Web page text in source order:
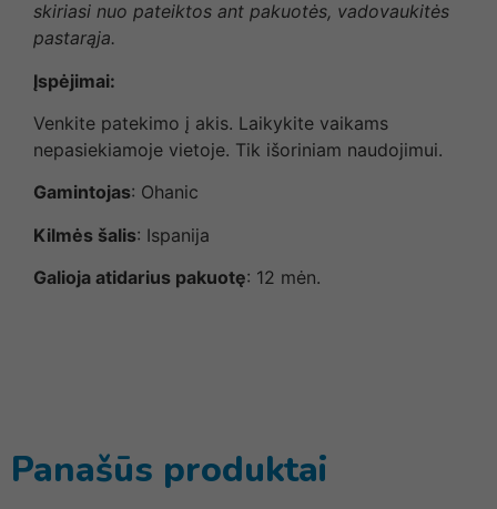
skiriasi nuo pateiktos ant pakuotės, vadovaukitės
pastarąja.
Įspėjimai:
Venkite patekimo į akis. Laikykite vaikams
nepasiekiamoje vietoje. Tik išoriniam naudojimui.
Gamintojas: Ohanic
Kilmės šalis: Ispanija
Galioja atidarius pakuotę: 12 mėn.
Panašūs produktai